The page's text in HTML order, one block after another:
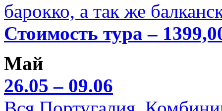
барокко, а так же
Стоимость тура –
Май
26.05 – 09.06